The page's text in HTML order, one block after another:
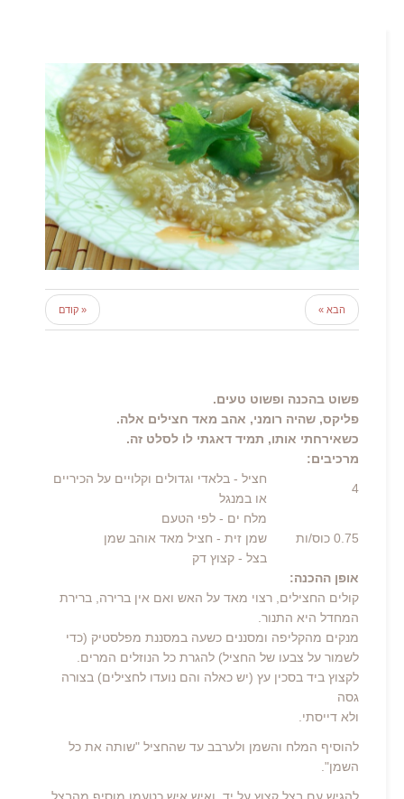
« קודם הבא »
פשוט בהכנה ופשוט טעים.
פליקס, שהיה רומני, אהב מאד חצילים אלה.
כשאירחתי אותו, תמיד דאגתי לו לסלט זה.
מרכיבים:
4
חציל - בלאדי וגדולים וקלויים על הכיריים
או במנגל
מלח ים - לפי הטעם
0.75 כוס/ות שמן זית - חציל מאד אוהב שמן
בצל - קצוץ דק
אופן ההכנה:
קולים החצילים, רצוי מאד על האש ואם אין ברירה, ברירת
המחדל היא התנור.
מנקים מהקליפה ומסננים כשעה במסננת מפלסטיק (כדי
לשמור על צבעו של החציל) להגרת כל הנוזלים המרים.
לקצוץ ביד בסכין עץ (יש כאלה והם נועדו לחצילים) בצורה
גסה
ולא דייסתי.
להוסיף המלח והשמן ולערבב עד שהחציל "שותה את כל
השמן".